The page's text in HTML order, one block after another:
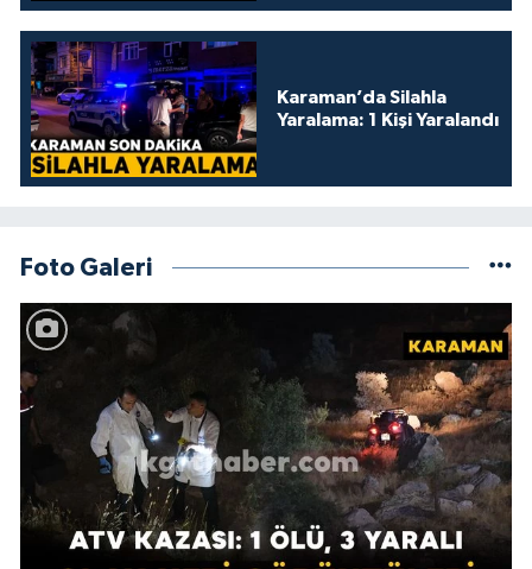
Karaman’da Silahla
Yaralama: 1 Kişi Yaralandı
Foto Galeri